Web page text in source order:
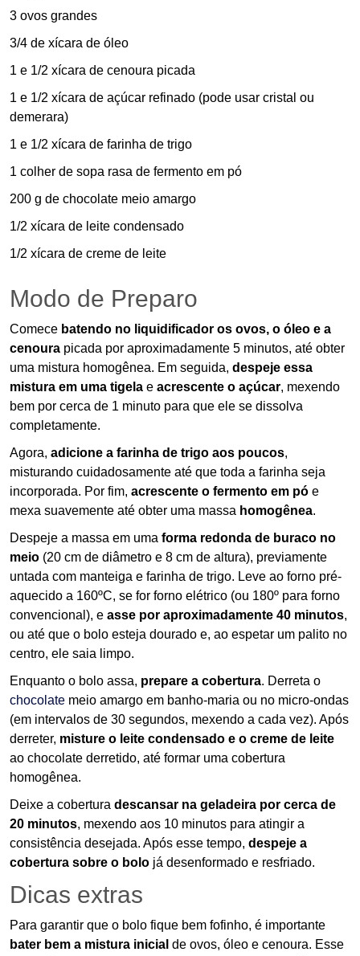
3 ovos grandes
3/4 de xícara de óleo
1 e 1/2 xícara de cenoura picada
1 e 1/2 xícara de açúcar refinado (pode usar cristal ou
demerara)
1 e 1/2 xícara de farinha de trigo
1 colher de sopa rasa de fermento em pó
200 g de chocolate meio amargo
1/2 xícara de leite condensado
1/2 xícara de creme de leite
Modo de Preparo
Comece batendo no liquidificador os ovos, o óleo e a
cenoura picada por aproximadamente 5 minutos, até obter
uma mistura homogênea. Em seguida, despeje essa
mistura em uma tigela e acrescente o açúcar, mexendo
bem por cerca de 1 minuto para que ele se dissolva
completamente.
Agora, adicione a farinha de trigo aos poucos,
misturando cuidadosamente até que toda a farinha seja
incorporada. Por fim, acrescente o fermento em pó e
mexa suavemente até obter uma massa homogênea.
Despeje a massa em uma forma redonda de buraco no
meio (20 cm de diâmetro e 8 cm de altura), previamente
untada com manteiga e farinha de trigo. Leve ao forno pré-
aquecido a 160ºC, se for forno elétrico (ou 180º para forno
convencional), e asse por aproximadamente 40 minutos,
ou até que o bolo esteja dourado e, ao espetar um palito no
centro, ele saia limpo.
Enquanto o bolo assa, prepare a cobertura. Derreta o
chocolate meio amargo em banho-maria ou no micro-ondas
(em intervalos de 30 segundos, mexendo a cada vez). Após
derreter, misture o leite condensado e o creme de leite
ao chocolate derretido, até formar uma cobertura
homogênea.
Deixe a cobertura descansar na geladeira por cerca de
20 minutos, mexendo aos 10 minutos para atingir a
consistência desejada. Após esse tempo, despeje a
cobertura sobre o bolo já desenformado e resfriado.
Dicas extras
Para garantir que o bolo fique bem fofinho, é importante
bater bem a mistura inicial de ovos, óleo e cenoura. Esse